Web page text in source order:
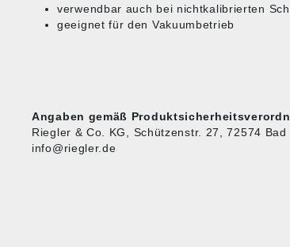
verwendbar auch bei nichtkalibrierten
geeignet für den Vakuumbetrieb
Angaben gemäß
Riegler & Co. KG, Schützenstr. 27, 72574
info@riegler.de